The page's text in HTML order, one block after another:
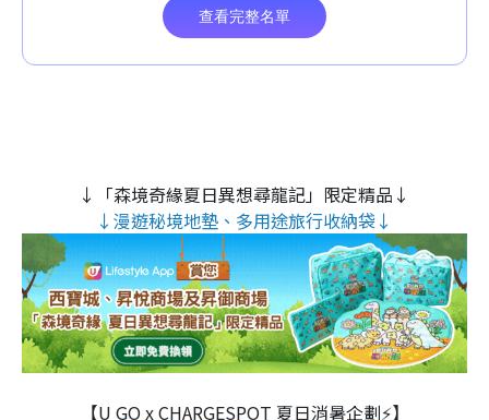
↓「森境奇緣夏日異想尋龍記」限定精品↓
↓漫遊秘境地墊、多用途旅行收納袋↓
【U GO x CHARGESPOT 夏日消暑企劃⚡】